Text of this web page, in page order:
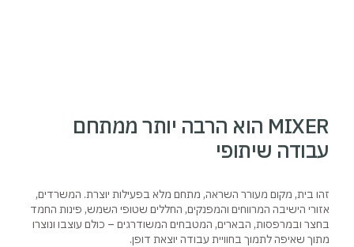
MIXER הוא הרבה יותר ממתחם
עבודה שיתופי
זהו בית, מקום מעורר השראה, מתחם מלא בפעילות יוצרת. המשרדים,
אזורי הישיבה המרווחים והמפנקים, החללים שטופי השמש, פינות החמד
בחצר ובמרפסות, הבארים, המטבחים המשודרגים – כולם עוצבו ונוצרו
מתוך שאיפה לתמוך בחוויית עבודה יוצאת דופן.